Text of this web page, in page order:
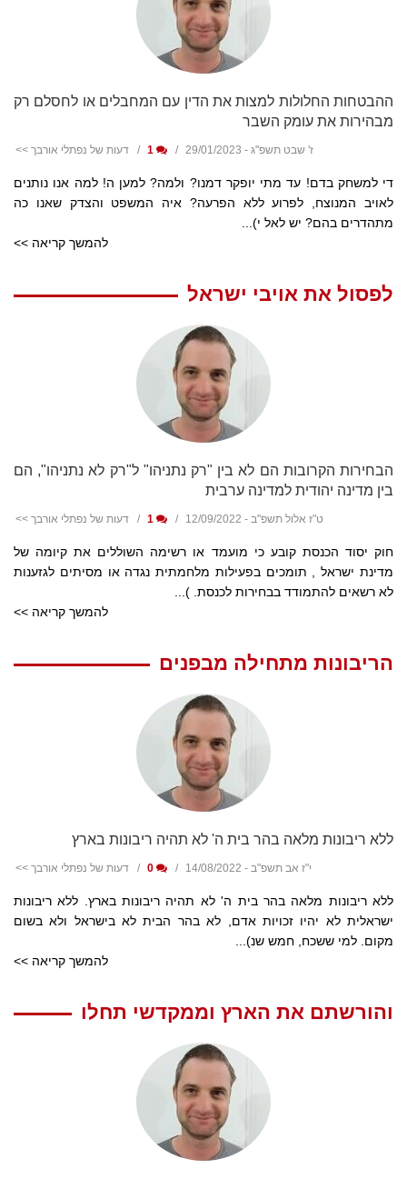
ההבטחות החלולות למצות את הדין עם המחבלים או לחסלם רק
מבהירות את עומק השבר
ז' שבט תשפ"ג - 29/01/2023 דעות של נפתלי אורבך >>
די למשחק בדם! עד מתי יופקר דמנו? ולמה? למען ה! למה אנו נותנים
לאויב המנוצח, לפרוע ללא הפרעה? איה המשפט והצדק שאנו כה
מתהדרים בהם? יש לאל י)...
להמשך קריאה >>
לפסול את אויבי ישראל
הבחירות הקרובות הם לא בין "רק נתניהו" ל"רק לא נתניהו", הם
בין מדינה יהודית למדינה ערבית
ט"ז אלול תשפ"ב - 12/09/2022 דעות של נפתלי אורבך >>
חוק יסוד הכנסת קובע כי מועמד או רשימה השוללים את קיומה של
מדינת ישראל , תומכים בפעילות מלחמתית נגדה או מסיתים לגזענות
לא רשאים להתמודד בבחירות לכנסת. )...
להמשך קריאה >>
הריבונות מתחילה מבפנים
ללא ריבונות מלאה בהר בית ה' לא תהיה ריבונות בארץ
י"ז אב תשפ"ב - 14/08/2022 דעות של נפתלי אורבך >>
ללא ריבונות מלאה בהר בית ה' לא תהיה ריבונות בארץ. ללא ריבונות
ישראלית לא יהיו זכויות אדם, לא בהר הבית לא בישראל ולא בשום
מקום. למי ששכח, חמש שנ)...
להמשך קריאה >>
והורשתם את הארץ וממקדשי תחלו